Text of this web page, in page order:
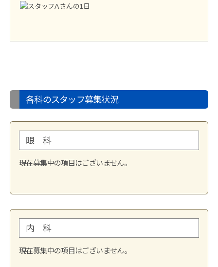
各科のスタッフ募集状況
眼 科
現在募集中の項目はございません。
内 科
現在募集中の項目はございません。